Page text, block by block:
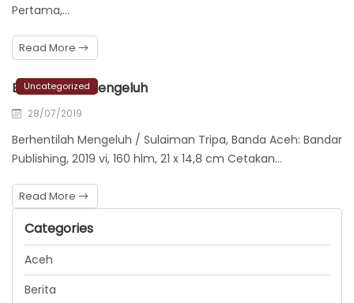
Pertama,…
Read More
Uncategorized
Berhentilah Mengeluh
28/07/2019
Berhentilah Mengeluh / Sulaiman Tripa, Banda Aceh: Bandar
Publishing, 2019 vi, 160 hlm, 21 x 14,8 cm Cetakan…
Read More
Categories
Aceh
Berita